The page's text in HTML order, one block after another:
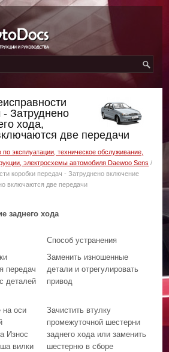
- Затруднено
хода,
две передачи
по эксплуатации, техническое обслуживание,
электросхемы автомобиля Daewoo Sens /
коробки передач - Затруднено включение
включаются две передачи
заднего хода
Способ устранения
передач
деталей
Заменить изношенные
детали и отрегулировать
привод
на оси
Износ
вилки
Зачистить втулку
промежуточной шестерни
заднего хода или заменить
шестерню в сборе